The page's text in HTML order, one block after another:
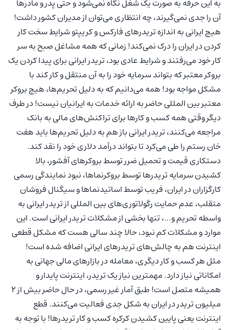
به این حرفه به صورت یک شغل نگاه نمی‌شود و حتی پدر و مادرها
آن را جدی نمی‌گیرند، چه انتظاری می‌توان از مدیران کشور داشت!
هیچ ایرانی به اندازه تریدرهای فارکس و کریپتو شرایط سخت کار
کردن در ایران را درک نمی‌کند! زمانی که همه مشاغل صبح به سر
کار خود می‌رفتند و شرایط عادی بود، تریدر ایرانی برای پیدا کردن یک
بروکر معتبر که بتواند سرمایه خود را به آن منتقل و کار کند با
مشکل مواجه بود! همه می‌دانیم که به دلیل تحریم‌ها، هیچ بروکر
معتبر بین المللی حاضر به ارائه خدمات به ایرانیان نیست! در طرف
دیگر وقتی همه کسب و کارها برای تراکنش‌های مالی به بانک
مراجعه می‌کنند، تریدر ایرانی باز هم به دلیل تحریم‌ها باید هفت
خان رستم را طی می‌کرد تا بتواند درآمد دلاری خود را نقد کند.
دستکاری قیمت و تحمیل ضرر توسط بروکرهای آفشور، بالا
کشیدن سرمایه تریدرها توسط بروکرنماها، نبود نمایندگی رسمی
کارگزاران در ایران، فریب توسط اساتیدنماها و سیگنال فروشان
متقلب، عدم حمایت رگولاتوری‌های بین المللی از تریدر ایرانی به
واسطه تحریم و…، تنها بخشی از مشکلات تریدر ایرانی است. این
موارد و مشکلات کم نبود، حالا چند سالی هست که مشکل قطعی
اینترنت هم به چالش‌های تریدرهای ایرانی اضافه شده است!
مثل هر کسب و کار دیگری، معامله در بازارهای مالی جهانی به
امکاناتی نیاز دارد. مهمترین نیاز یک تریدر، اینترنت پایدار و
همیشه متصل است! طبق آمار غیر رسمی، در حال حاضر بیش از 2
میلیون تریدر در ایران به شکل جدی فعالیت می‌کنند. قطع
اینترنت یعنی پایین کشیدن کرکره کسب و کار تریدرها! با توجه به